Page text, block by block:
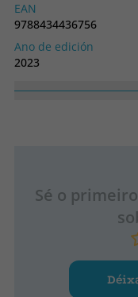
EAN
9788434436756
Ano de edición
2023
Sé o